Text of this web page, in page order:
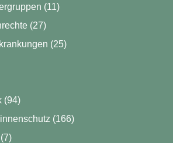
(11)
(27)
(25)
(94)
(166)
(7)